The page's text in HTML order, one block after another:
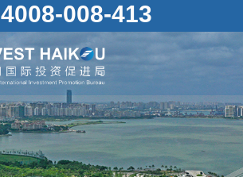
4008-008-413